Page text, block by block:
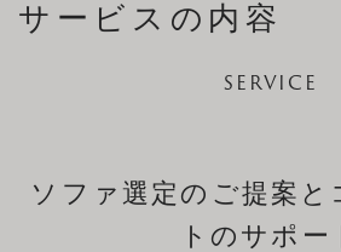
サービスの内容
SERVICE
ソファ選定のご提案と
トのサポー